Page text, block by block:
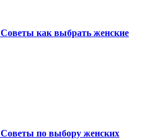
Советы как выбрать женские
Советы по выбору женских